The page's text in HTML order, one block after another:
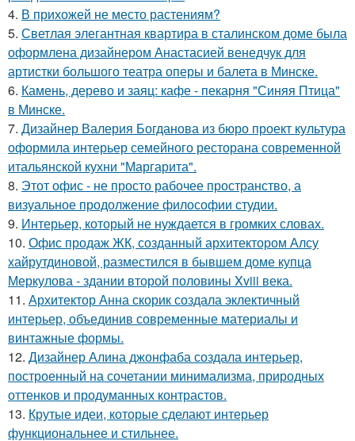
4. В прихожей не место растениям?
5. Светлая элегантная квартира в сталинском доме была
оформлена дизайнером Анастасией венедчук для
артистки большого театра оперы и балета в Минске.
6. Камень, дерево и заяц: кафе - пекарня "Синяя Птица"
в Минске.
7. Дизайнер Валерия Богданова из бюро проект культура
оформила интерьер семейного ресторана современной
итальянской кухни "Маргарита".
8. Этот офис - не просто рабочее пространство, а
визуальное продолжение философии студии.
9. Интерьер, который не нуждается в громких словах.
10. Офис продаж ЖК, созданный архитектором Алсу
хайрутдиновой, разместился в бывшем доме купца
Меркулова - здании второй половины Xviii века.
11. Архитектор Анна скорик создала эклектичный
интерьер, объединив современные материалы и
винтажные формы.
12. Дизайнер Алина джонфаба создала интерьер,
построенный на сочетании минимализма, природных
оттенков и продуманных контрастов.
13. Крутые идеи, которые сделают интерьер
функциональнее и стильнее.